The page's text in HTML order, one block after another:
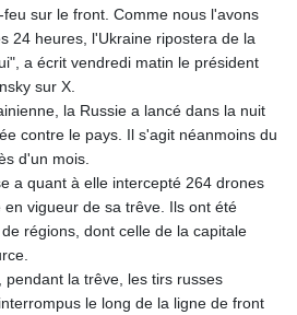
sur le front. Comme nous l'avons
24 heures, l'Ukraine ripostera de la
a écrit vendredi matin le président
sur X.
la Russie a lancé dans la nuit
contre le pays. Il s'agit néanmoins du
d'un mois.
a quant à elle intercepté 264 drones
vigueur de sa trêve. Ils ont été
régions, dont celle de la capitale
pendant la trêve, les tirs russes
le long de la ligne de front